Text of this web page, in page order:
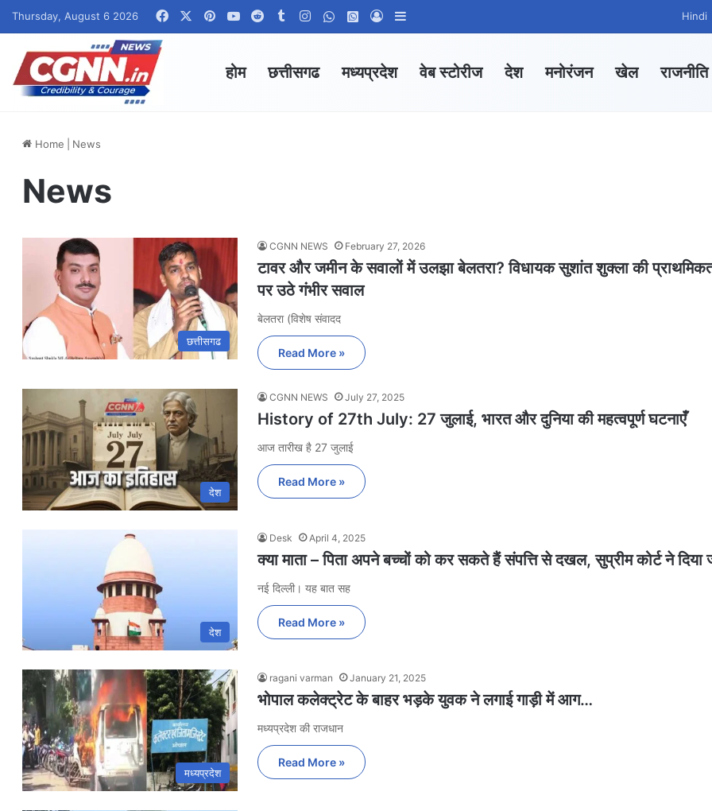
Thursday, August 6 2026 FacebookPinterestYouTubeRedditTumblrInstagramWhatsApp Channel
WhatsApp Group
Log In Hindi
होम छत्तीसगढ मध्यप्रदेश वेब स्टोरीज देश मनोरंजन खेल राजनीति
Home News
News
छत्तीसगढ
CGNN NEWS February 27, 2026
टावर और जमीन के सवालों में उलझा बेलतरा? विधायक सुशांत शुक्ला की
पर उठे गंभीर सवाल
बेलतरा (विशेष संवादद
Read More »
देश
CGNN NEWS July 27, 2025
History of 27th July: 27 जुलाई, भारत और दुनिया की महत्वपूर्ण घटनाएँ
आज तारीख है 27 जुलाई
Read More »
देश
Desk April 4, 2025
क्या माता – पिता अपने बच्चों को कर सकते हैं संपत्ति से दखल, सुप्रीम कोर्ट ने दिया
नई दिल्ली। यह बात सह
Read More »
मध्यप्रदेश
ragani varman January 21, 2025
भोपाल कलेक्ट्रेट के बाहर भड़के युवक ने लगाई गाड़ी में आग…
मध्यप्रदेश की राजधान
Read More »